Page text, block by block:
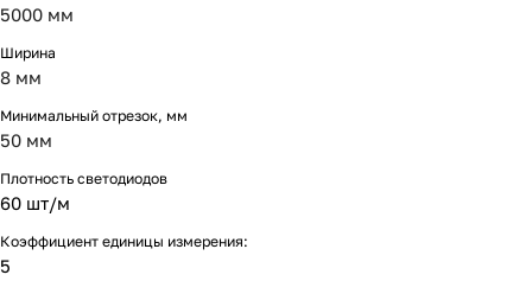
5000 мм
Ширина
8 мм
Минимальный отрезок, мм
50 мм
Плотность светодиодов
60 шт/м
Коэффициент единицы измерения:
5